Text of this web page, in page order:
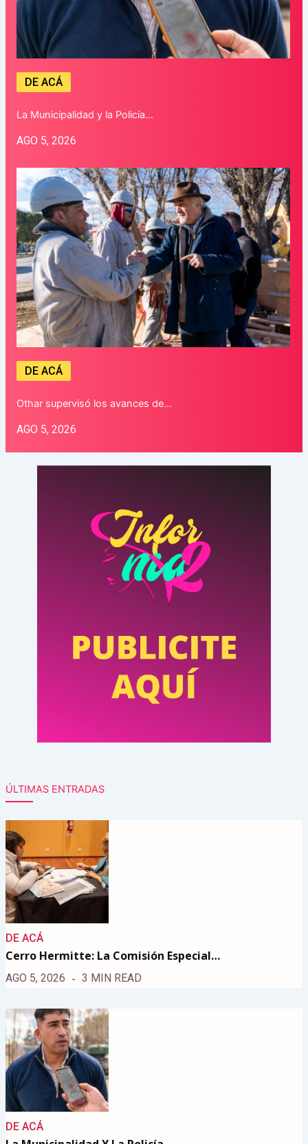
DE ACÁ
La Municipalidad y la Policía…
AGO 5, 2026
DE ACÁ
Othar supervisó los avances de…
AGO 5, 2026
ÚLTIMAS ENTRADAS
DE ACÁ
Cerro Hermitte: La Comisión Especial…
AGO 5, 2026 3 MIN READ
DE ACÁ